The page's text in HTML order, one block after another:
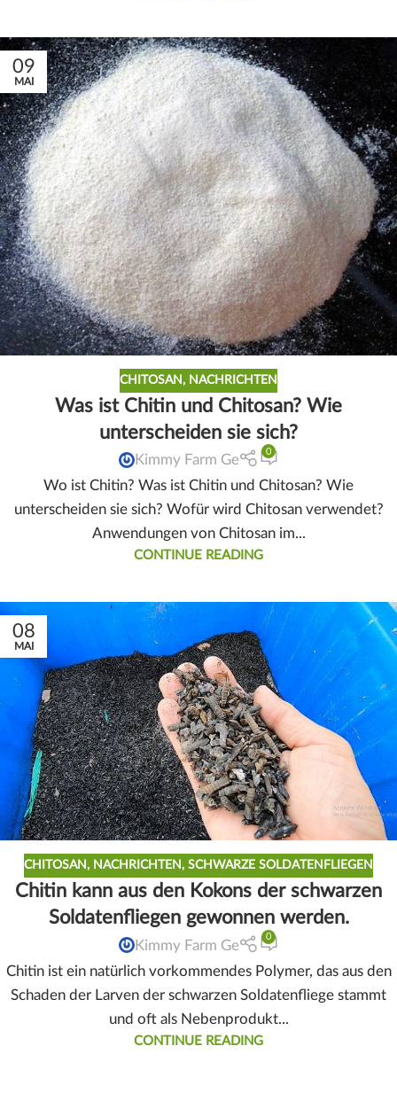
09
MAI
CHITOSAN, NACHRICHTEN
Was ist Chitin und Chitosan? Wie
unterscheiden sie sich?
Kimmy Farm Ge
0
Wo ist Chitin? Was ist Chitin und Chitosan? Wie
unterscheiden sie sich? Wofür wird Chitosan verwendet?
Anwendungen von Chitosan im...
CONTINUE READING
08
MAI
CHITOSAN, NACHRICHTEN, SCHWARZE SOLDATENFLIEGEN
Chitin kann aus den Kokons der schwarzen
Soldatenfliegen gewonnen werden.
Kimmy Farm Ge
0
Chitin ist ein natürlich vorkommendes Polymer, das aus den
Schaden der Larven der schwarzen Soldatenfliege stammt
und oft als Nebenprodukt...
CONTINUE READING